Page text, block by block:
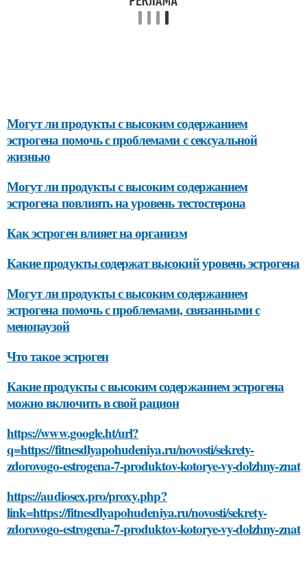
Могут ли продукты с высоким содержанием
эстрогена помочь с проблемами с сексуальной
жизнью
Могут ли продукты с высоким содержанием
эстрогена повлиять на уровень тестостерона
Как эстроген влияет на организм
Какие продукты содержат высокий уровень эстрогена
Могут ли продукты с высоким содержанием
эстрогена помочь с проблемами, связанными с
менопаузой
Что такое эстроген
Какие продукты с высоким содержанием эстрогена
можно включить в свой рацион
https://www.google.ht/url?
q=https://fitnesdlyapohudeniya.ru/novosti/sekrety-
zdorovogo-estrogena-7-produktov-kotorye-vy-dolzhny-znat
https://audiosex.pro/proxy.php?
link=https://fitnesdlyapohudeniya.ru/novosti/sekrety-
zdorovogo-estrogena-7-produktov-kotorye-vy-dolzhny-znat